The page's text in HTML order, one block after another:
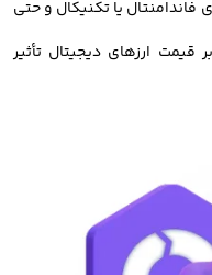
بدانیم، معامله رمز ارزها و
اکسچنج دارای مزیت های
معامله ارزدیجیتال در ایران
فاندامنتال یا تکنیکال و حتی
قیمت ارزهای دیجیتال تأثیر